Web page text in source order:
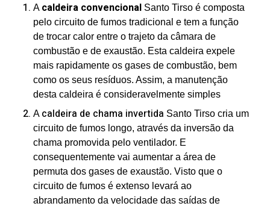
A caldeira convencional Santo Tirso é composta
pelo circuito de fumos tradicional e tem a função
de trocar calor entre o trajeto da câmara de
combustão e de exaustão. Esta caldeira expele
mais rapidamente os gases de combustão, bem
como os seus resíduos. Assim, a manutenção
desta caldeira é consideravelmente simples
A caldeira de chama invertida Santo Tirso cria um
circuito de fumos longo, através da inversão da
chama promovida pelo ventilador. E
consequentemente vai aumentar a área de
permuta dos gases de exaustão. Visto que o
circuito de fumos é extenso levará ao
abrandamento da velocidade das saídas de